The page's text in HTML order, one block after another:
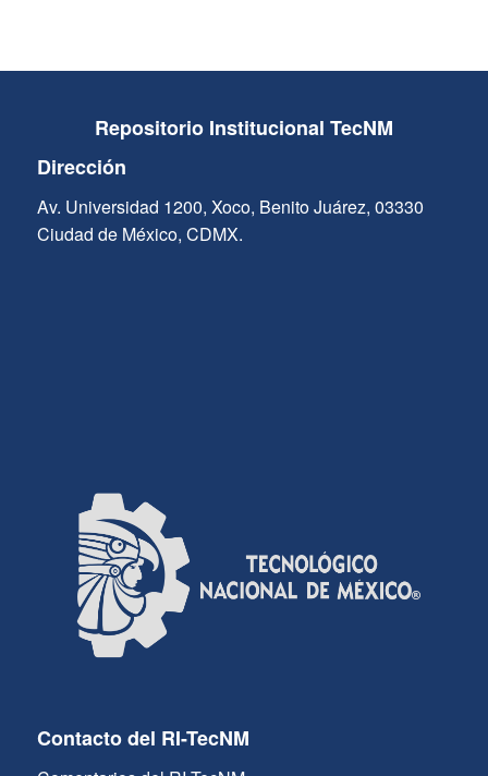
Repositorio Institucional TecNM
Dirección
Av. Universidad 1200, Xoco, Benito Juárez, 03330
Ciudad de México, CDMX.
Contacto del RI-TecNM